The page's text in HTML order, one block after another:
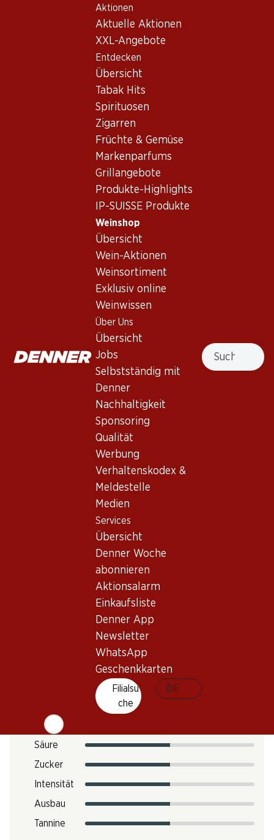
Aktionen
Aktuelle Aktionen
XXL-Angebote
Entdecken
Übersicht
Tabak Hits
Spirituosen
Zigarren
Früchte & Gemüse
Markenparfums
Grillangebote
Produkte-Highlights
IP-SUISSE Produkte
Weinshop
Übersicht
Wein-Aktionen
Weinsortiment
Exklusiv online
Weinwissen
Über Uns
Übersicht
Jobs
Selbstständig mit
Denner
Nachhaltigkeit
Sponsoring
Qualität
Werbung
Verhaltenskodex &
Meldestelle
Medien
Services
Übersicht
Denner Woche
abonnieren
Aktionsalarm
Einkaufsliste
Denner App
Newsletter
WhatsApp
Geschenkkarten
Filialsu
che
DE
Suche
Wein/Champagner
Toro Caño Seleccion Crianza DO
Caño Seleccion Crianza DO
Spanien,Toro, 2004
Glänzendes Kirschenrot. Fruchtig im Bouquet mit präsenter
Wissenswertes
Rotwein_old
Trinktemperatur
Geschmack
Säure
Zucker
Intensität
Ausbau
Tannine